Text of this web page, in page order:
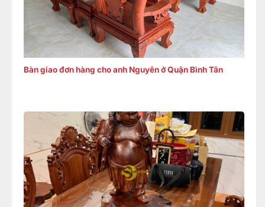
Bàn giao đơn hàng cho anh Nguyên ở Quận Bình Tân